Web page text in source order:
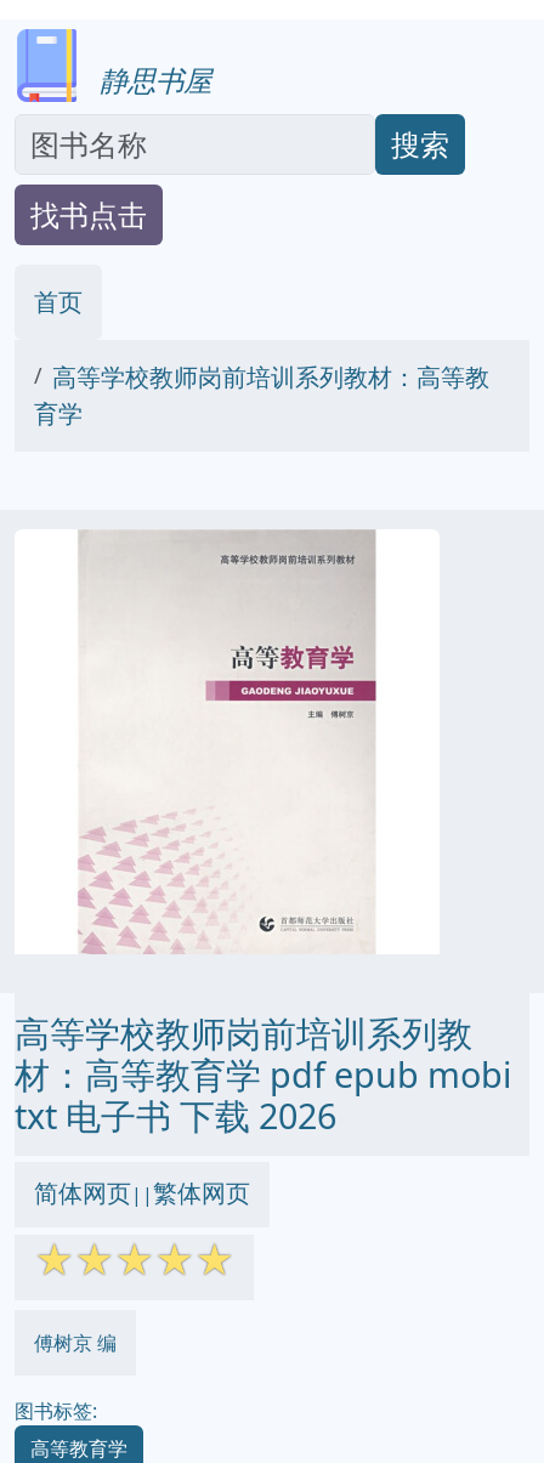
静思书屋
搜索
找书点击
首页
高等学校教师岗前培训系列教材：高等教
育学
高等学校教师岗前培训系列教
材：高等教育学 pdf epub mobi
txt 电子书 下载 2026
简体网页||繁体网页
☆☆☆☆☆
傅树京 编
图书标签:
高等教育学